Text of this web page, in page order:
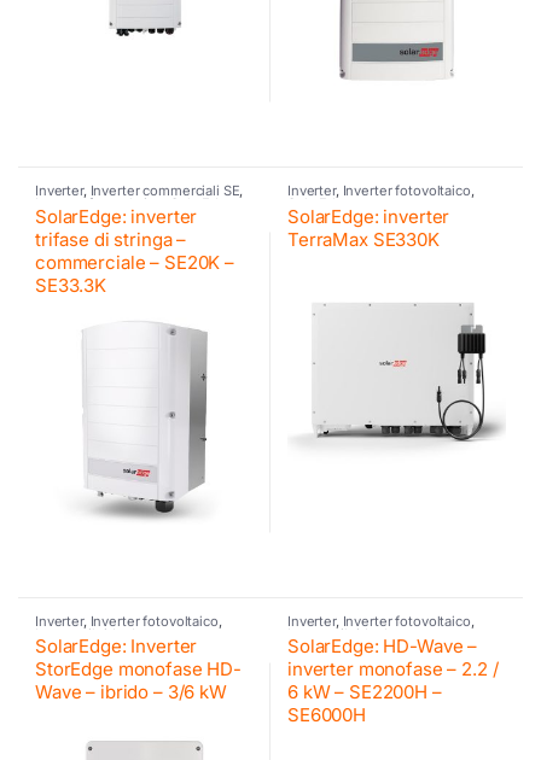
Inverter, Inverter commerciali SE,
Inverter fotovoltaico SolarEdge
SolarEdge: inverter
trifase di stringa –
commerciale – SE20K –
SE33.3K
Inverter, Inverter fotovoltaico,
SolarEdge
SolarEdge: inverter
TerraMax SE330K
Inverter, Inverter fotovoltaico
Inverter ibrido
residenziali SE Retrofit,
SolarEdge ,SolarEdge, SolarEdge
SolarEdge: Inverter
StorEdge monofase HD-
Wave – ibrido – 3/6 kW
Inverter, Inverter fotovoltaico
Inverter ibrido
residenziali SE ,SolarEdge,
SolarEdge
SolarEdge: HD-Wave –
inverter monofase – 2.2 /
6 kW – SE2200H –
SE6000H